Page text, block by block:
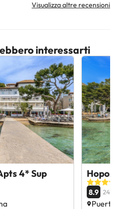
Visualizza altre recensioni
interessarti
4* Sup
8.9